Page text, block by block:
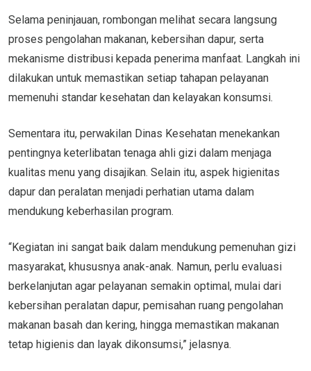
Selama peninjauan, rombongan melihat secara langsung
proses pengolahan makanan, kebersihan dapur, serta
mekanisme distribusi kepada penerima manfaat. Langkah ini
dilakukan untuk memastikan setiap tahapan pelayanan
memenuhi standar kesehatan dan kelayakan konsumsi.
Sementara itu, perwakilan Dinas Kesehatan menekankan
pentingnya keterlibatan tenaga ahli gizi dalam menjaga
kualitas menu yang disajikan. Selain itu, aspek higienitas
dapur dan peralatan menjadi perhatian utama dalam
mendukung keberhasilan program.
“Kegiatan ini sangat baik dalam mendukung pemenuhan gizi
masyarakat, khususnya anak-anak. Namun, perlu evaluasi
berkelanjutan agar pelayanan semakin optimal, mulai dari
kebersihan peralatan dapur, pemisahan ruang pengolahan
makanan basah dan kering, hingga memastikan makanan
tetap higienis dan layak dikonsumsi,” jelasnya.